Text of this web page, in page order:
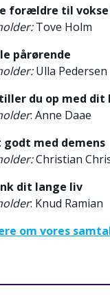
forældre til vokse
Tove Holm
pårørende
Ulla Pedersen
du op med dit
: Anne Daae
godt med demens
Christian
dit lange liv
: Knud Ramian
om vores